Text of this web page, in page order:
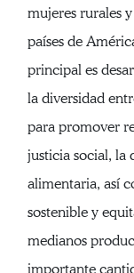
mujeres rurales
países de
principal es
la diversidad
para promover
justicia social, la
alimentaria, así
sostenible y
medianos
importante